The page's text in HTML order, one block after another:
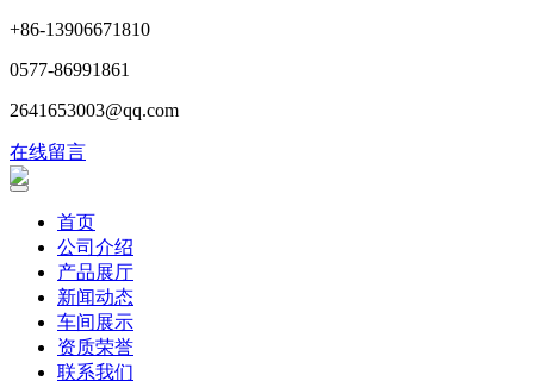
+86-13906671810
0577-86991861
2641653003@qq.com
在线留言
首页
公司介绍
产品展厅
新闻动态
车间展示
资质荣誉
联系我们